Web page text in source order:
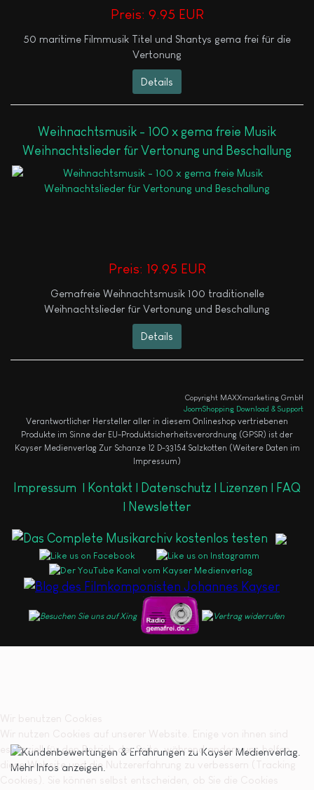
Preis: 9.95 EUR
50 maritime Filmmusik Titel und Shantys gema frei für die
Vertonung
Details
Weihnachtsmusik - 100 x gema freie Musik
Weihnachtslieder für Vertonung und Beschallung
Preis: 19.95 EUR
Gemafreie Weihnachtsmusik 100 traditionelle
Weihnachtslieder für Vertonung und Beschallung
Details
Copyright MAXXmarketing GmbH
JoomShopping Download & Support
Verantwortlicher Hersteller aller in diesem Onlineshop vertriebenen
Produkte im Sinne der EU-Produktsicherheitsverordnung (GPSR) ist der
Kayser Medienverlag Zur Schanze 12 D-33154 Salzkotten (Weitere Daten im
Impressum)
Impressum | Kontakt | Datenschutz | Lizenzen | FAQ
| Newsletter
Wir benutzen Cookies
Wir nutzen Cookies auf unserer Website. Einige von ihnen sind
essenziell für den Betrieb der Seite, während andere uns helfen,
diese Website und die Nutzererfahrung zu verbessern (Tracking
Cookies). Sie können selbst entscheiden, ob Sie die Cookies